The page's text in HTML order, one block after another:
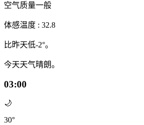
空气质量一般
体感温度 : 32.8
比昨天低-2°。
今天天气晴朗。
03:00
🌙
30°